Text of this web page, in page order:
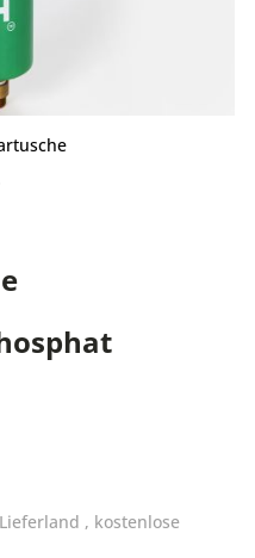
, kostenlose